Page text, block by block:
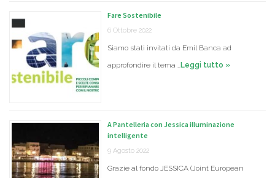
Fare Sostenibile
6 Ottobre 2022
Siamo stati invitati da Emil Banca ad
approfondire il tema …Leggi tutto »
A Pantelleria con Jessica illuminazione
intelligente
9 Agosto 2022
Grazie al fondo JESSICA (Joint European